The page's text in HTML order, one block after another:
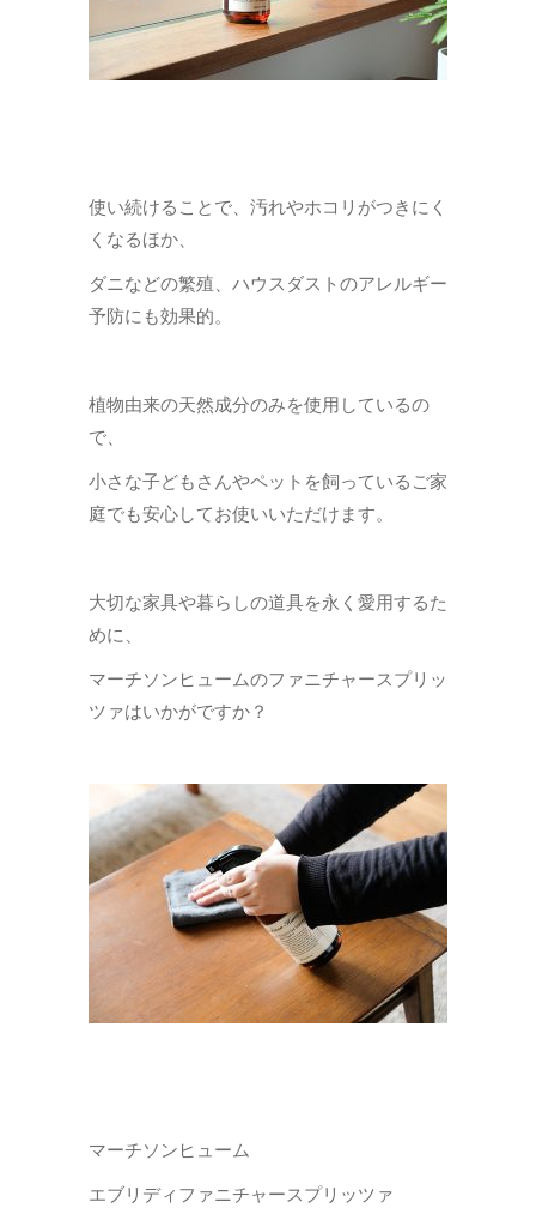
使い続けることで、汚れやホコリがつきにく
くなるほか、
ダニなどの繁殖、ハウスダストのアレルギー
予防にも効果的。
植物由来の天然成分のみを使用しているの
で、
小さな子どもさんやペットを飼っているご家
庭でも安心してお使いいただけます。
大切な家具や暮らしの道具を永く愛用するた
めに、
マーチソンヒュームのファニチャースプリッ
ツァはいかがですか？
マーチソンヒューム
エブリディファニチャースプリッツァ